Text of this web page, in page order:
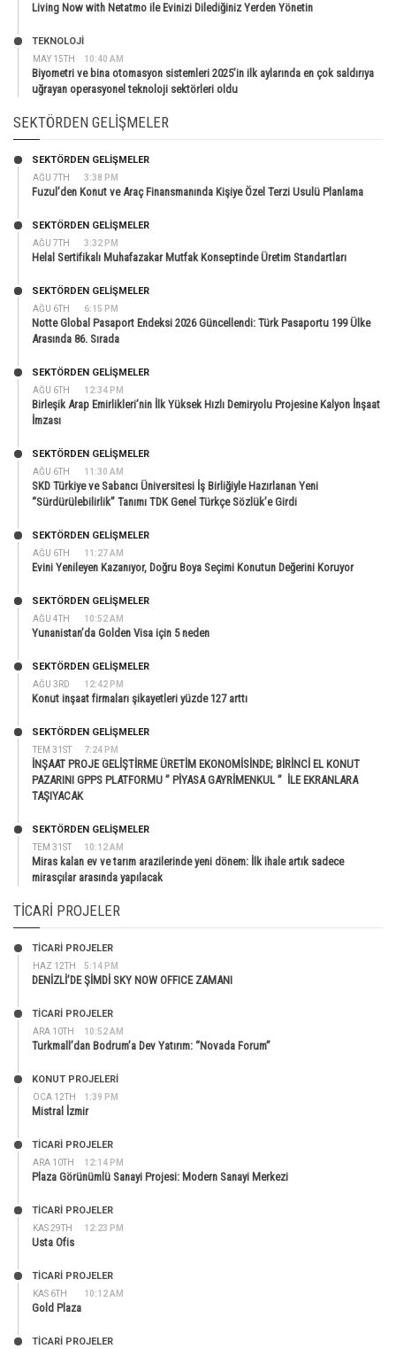
Living Now with Netatmo ile Evinizi Dilediğiniz Yerden Yönetin
MAY 15TH 10:40 AM
TEKNOLOJİ
Biyometri ve bina otomasyon sistemleri 2025’in ilk aylarında en çok saldırıya
uğrayan operasyonel teknoloji sektörleri oldu
SEKTÖRDEN GELIŞMELER
AĞU 7TH 3:38 PM
SEKTÖRDEN GELIŞMELER
Fuzul’den Konut ve Araç Finansmanında Kişiye Özel Terzi Usulü Planlama
AĞU 7TH 3:32 PM
SEKTÖRDEN GELIŞMELER
Helal Sertifikalı Muhafazakar Mutfak Konseptinde Üretim Standartları
AĞU 6TH 6:15 PM
SEKTÖRDEN GELIŞMELER
Notte Global Pasaport Endeksi 2026 Güncellendi: Türk Pasaportu 199 Ülke
Arasında 86. Sırada
AĞU 6TH 12:34 PM
SEKTÖRDEN GELIŞMELER
Birleşik Arap Emirlikleri’nin İlk Yüksek Hızlı Demiryolu Projesine Kalyon İnşaat
İmzası
AĞU 6TH 11:30 AM
SEKTÖRDEN GELIŞMELER
SKD Türkiye ve Sabancı Üniversitesi İş Birliğiyle Hazırlanan Yeni
“Sürdürülebilirlik” Tanımı TDK Genel Türkçe Sözlük’e Girdi
AĞU 6TH 11:27 AM
SEKTÖRDEN GELIŞMELER
Evini Yenileyen Kazanıyor, Doğru Boya Seçimi Konutun Değerini Koruyor
AĞU 4TH 10:52 AM
SEKTÖRDEN GELIŞMELER
Yunanistan’da Golden Visa için 5 neden
AĞU 3RD 12:42 PM
SEKTÖRDEN GELIŞMELER
Konut inşaat firmaları şikayetleri yüzde 127 arttı
TEM 31ST 7:24 PM
SEKTÖRDEN GELIŞMELER
İNŞAAT PROJE GELİŞTİRME ÜRETİM EKONOMİSİNDE; BİRİNCİ EL KONUT
PAZARINI GPPS PLATFORMU ” PİYASA GAYRİMENKUL ” İLE EKRANLARA
TAŞIYACAK
TEM 31ST 10:12 AM
SEKTÖRDEN GELIŞMELER
Miras kalan ev ve tarım arazilerinde yeni dönem: İlk ihale artık sadece
mirasçılar arasında yapılacak
TICARI PROJELER
HAZ 12TH 5:14 PM
TİCARİ PROJELER
DENİZLİ’DE ŞİMDİ SKY NOW OFFICE ZAMANI
ARA 10TH 10:52 AM
TİCARİ PROJELER
Turkmall’dan Bodrum’a Dev Yatırım: “Novada Forum”
OCA 12TH 1:39 PM
KONUT PROJELERI
Mistral İzmir
ARA 10TH 12:14 PM
TİCARİ PROJELER
Plaza Görünümlü Sanayi Projesi: Modern Sanayi Merkezi
KAS 29TH 12:23 PM
TİCARİ PROJELER
Usta Ofis
KAS 6TH 10:12 AM
TİCARİ PROJELER
Gold Plaza
TİCARİ PROJELER